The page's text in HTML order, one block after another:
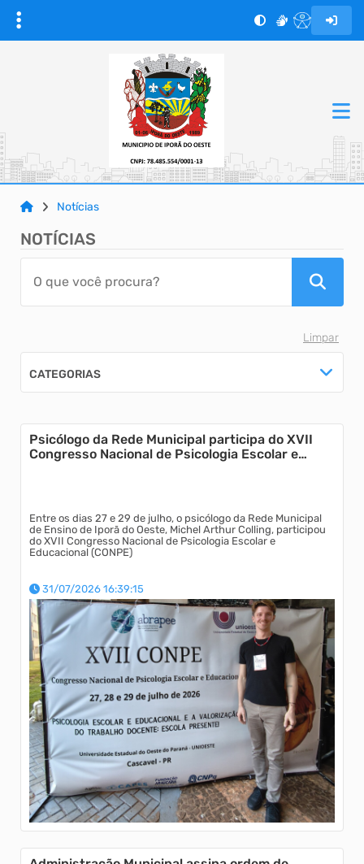
Notícias
NOTÍCIAS
Psicólogo da Rede Municipal participa do XVII
Congresso Nacional de Psicologia Escolar e
Entre os dias 27 e 29 de julho, o psicólogo da Rede Municipal
de Ensino de Iporã do Oeste, Michel Arthur Colling, participou
do XVII Congresso Nacional de Psicologia Escolar e
Educacional (CONPE)
31/07/2026 16:39:15
Limpar
CATEGORIAS
Agricultura
Educação
Turismo
Concurso público
Esporte
Vigilância Sanitária
Nota Premiada
Cultura
Defesa Civil
Setor de tributação